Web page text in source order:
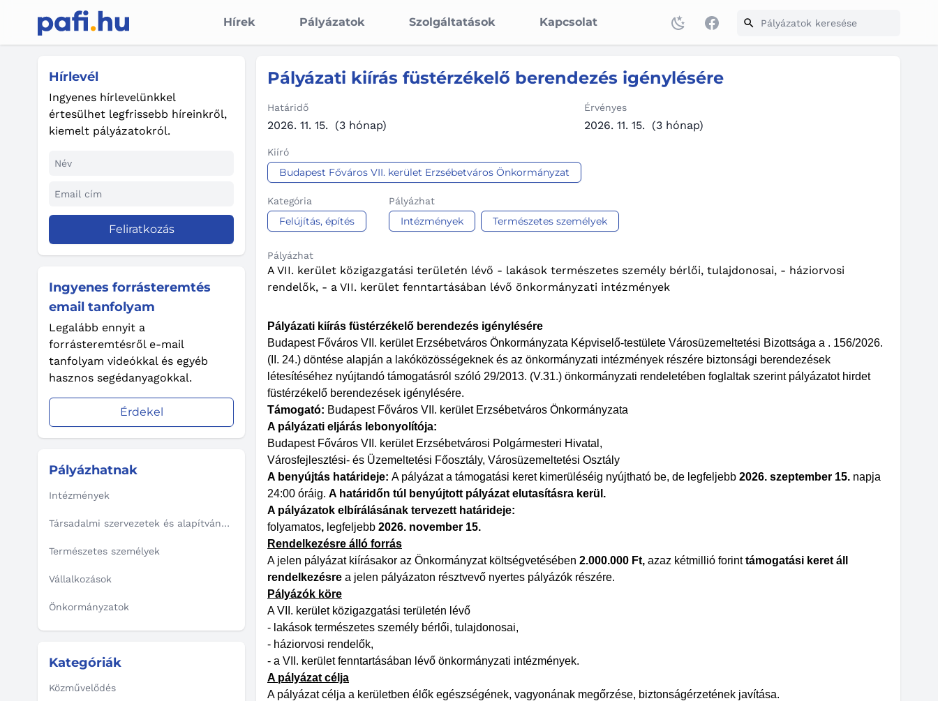
Hírek Pályázatok Szolgáltatások Kapcsolat Facebook
Hírlevél
Ingyenes hírlevelünkkel
értesülhet legfrissebb híreinkről,
kiemelt pályázatokról.
Feliratkozás
Ingyenes forrásteremtés
email tanfolyam
Legalább ennyit a
forrásteremtésről e-mail
tanfolyam videókkal és egyéb
hasznos segédanyagokkal.
Érdekel
Pályázhatnak
Intézmények
Társadalmi szervezetek és alapítványok
Természetes személyek
Vállalkozások
Önkormányzatok
Kategóriák
Közművelődés
Pályázati kiírás füstérzékelő berendezés igénylésére
Határidő
2026. 11. 15. (3 hónap)
Érvényes
2026. 11. 15. (3 hónap)
Kiíró
Budapest Főváros VII. kerület Erzsébetváros Önkormányzat
Kategória
Felújítás, építés
Pályázhat
Intézmények Természetes személyek
Pályázhat
A VII. kerület közigazgatási területén lévő - lakások természetes személy bérlői, tulajdonosai, - háziorvosi
rendelők, - a VII. kerület fenntartásában lévő önkormányzati intézmények
Pályázati kiírás füstérzékelő berendezés igénylésére
Budapest Főváros VII. kerület Erzsébetváros Önkormányzata Képviselő-testülete Városüzemeltetési Bizottsága a . 156/2026.
(II. 24.) döntése alapján a lakóközösségeknek és az önkormányzati intézmények részére biztonsági berendezések
létesítéséhez nyújtandó támogatásról szóló 29/2013. (V.31.) önkormányzati rendeletében foglaltak szerint pályázatot hirdet
füstérzékelő berendezések igénylésére.
Támogató: Budapest Főváros VII. kerület Erzsébetváros Önkormányzata
A pályázati eljárás lebonyolítója:
Budapest Főváros VII. kerület Erzsébetvárosi Polgármesteri Hivatal,
Városfejlesztési- és Üzemeltetési Főosztály, Városüzemeltetési Osztály
A benyújtás határideje: A pályázat a támogatási keret kimerüléséig nyújtható be, de legfeljebb 2026. szeptember 15. napja
24:00 óráig. A határidőn túl benyújtott pályázat elutasításra kerül.
A pályázatok elbírálásának tervezett határideje:
folyamatos, legfeljebb 2026. november 15.
Rendelkezésre álló forrás
A jelen pályázat kiírásakor az Önkormányzat költségvetésében 2.000.000 Ft, azaz kétmillió forinttámogatási keret áll
rendelkezésre a jelen pályázaton résztvevő nyertes pályázók részére.
Pályázók köre
A VII. kerület közigazgatási területén lévő
- lakások természetes személy bérlői, tulajdonosai,
- háziorvosi rendelők,
- a VII. kerület fenntartásában lévő önkormányzati intézmények.
A pályázat célja
A pályázat célja a kerületben élők egészségének, vagyonának megőrzése, biztonságérzetének javítása.